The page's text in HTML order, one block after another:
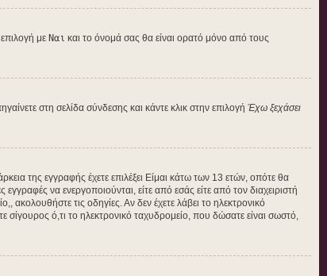
με Ναι και το όνομά σας θα είναι ορατό μόνο από τους
στη σελίδα σύνδεσης και κάντε κλικ στην επιλογή Έχω ξεχάσει
της εγγραφής έχετε επιλέξει Είμαι κάτω των 13 ετών, οπότε θα
να ενεργοποιούνται, είτε από εσάς είτε από τον διαχειριστή
ακολουθήστε τις οδηγίες. Αν δεν έχετε λάβει το ηλεκτρονικό
σίγουρος ό,τι το ηλεκτρονικό ταχυδρομείο, που δώσατε είναι σωστό,